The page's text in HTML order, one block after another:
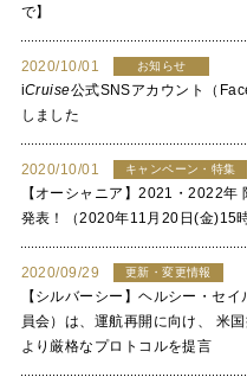
で】
2020/10/01 お知らせ
iCruise公式SNSアカウント（
しました
2020/10/01 キャンペーン・特集
【オーシャニア】2021・2022
発表！（2020年11月20日(金)15時
2020/09/29 更新・変更情報
【シルバーシー】ヘルシー・セ
員会）は、運航再開に向け、 米
より厳格なプロトコルを提言